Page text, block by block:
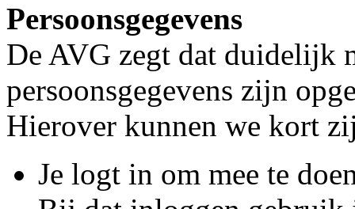
Persoonsgegevens
De AVG zegt dat duidelijk
persoonsgegevens zijn
Hierover kunnen we kort
Je logt in om mee te